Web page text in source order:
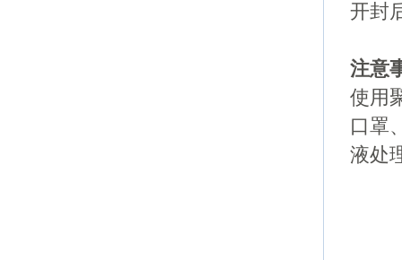
开封
注意
使用
口罩
液处